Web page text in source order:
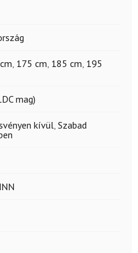
175 cm 185 cm 195
mag)
kívül Szabad